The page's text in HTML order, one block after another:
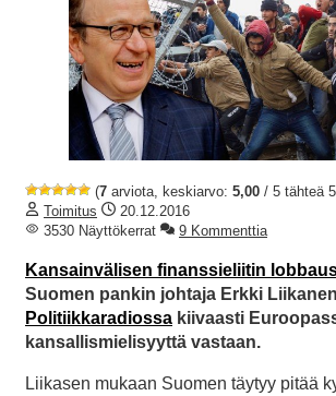
(7 arviota, keskiarvo: 5,00 / 5 tähteä
Toimitus
20.12.2016
3530 Näyttökerrat
9 Kommenttia
Kansainvälisen finanssieliitin
Suomen pankin johtaja Erkki
Politiikkaradiossa kiivaasti
kansallismielisyyttä vastaan.
Liikasen mukaan Suomen täytyy pitää